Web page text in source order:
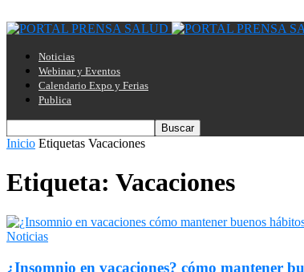
Noticias
Webinar y Eventos
Calendario Expo y Ferias
Publica
Inicio Etiquetas Vacaciones
Etiqueta: Vacaciones
Noticias
¿Insomnio en vacaciones? cómo mantener